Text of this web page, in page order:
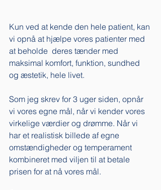
Kun ved at kende den hele patient, kan
vi opnå at hjælpe vores patienter med
at beholde  deres tænder med
maksimal komfort, funktion, sundhed
og æstetik, hele livet.
Som jeg skrev for 3 uger siden, opnår
vi vores egne mål, når vi kender vores
virkelige værdier og drømme. Når vi
har et realistisk billede af egne
omstændigheder og temperament
kombineret med viljen til at betale
prisen for at nå vores mål.